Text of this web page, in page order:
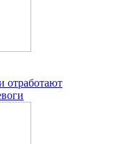
отработают